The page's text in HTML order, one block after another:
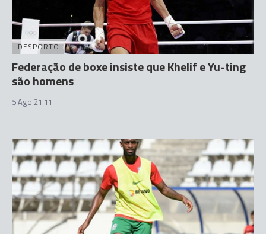
DESPORTO
Federação de boxe insiste que Khelif e Yu-ting
são homens
5 Ago 21:11